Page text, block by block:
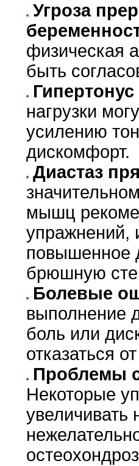
Угроза
физическая
быть
нагрузки
усилению
дискомфорт.
Диастаз
мышц
повышенное
брюшную
Болевые
выполнение
боль или
отказаться
Проблемы
Некоторые
увеличивать